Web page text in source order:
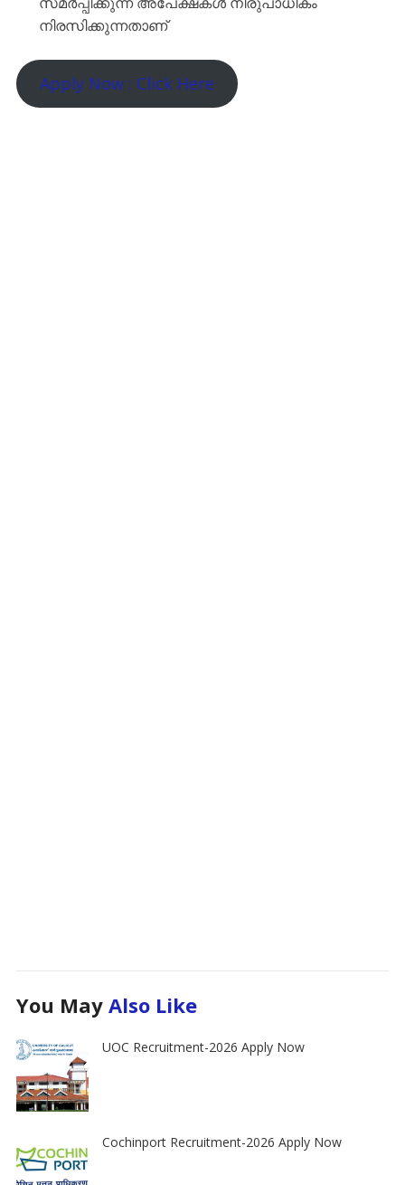
നിരസിക്കുന്നതാണ്
Apply Now : Click Here
You May Also Like
UOC Recruitment-2026 Apply Now
Cochinport Recruitment-2026 Apply Now